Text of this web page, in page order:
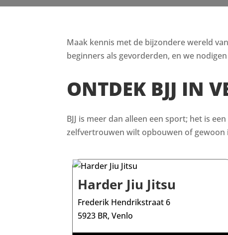
Maak kennis met de bijzondere wereld
beginners als gevorderden, en we
ONTDEK BJJ IN
BJJ is meer dan alleen een sport; het is
zelfvertrouwen wilt opbouwen of gewoon
Harder Jiu Jitsu
Frederik Hendrikstraat 6
5923 BR, Venlo